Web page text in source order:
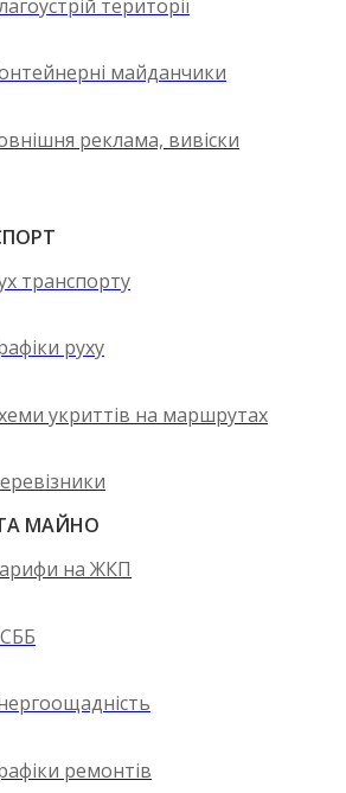
території
майданчики
реклама, вивіски
транспорту
руху
укриттів на маршрутах
МАЙНО
на ЖКП
ремонтів